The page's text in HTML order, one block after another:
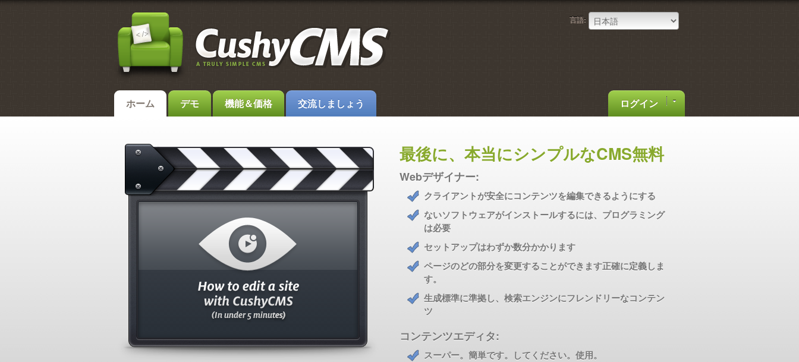
言語:
ホーム デモ 機能＆価格 交流しましょう ログイン
最後に、本当にシンプルなCMS無料
Webデザイナー:
クライアントが安全にコンテンツを編集できるようにする
ないソフトウェアがインストールするには、プログラミング
は必要
セットアップはわずか数分かかります
ページのどの部分を変更することができます正確に定義しま
す。
生成標準に準拠し、検索エンジンにフレンドリーなコンテン
ツ
コンテンツエディタ:
スーパー。簡単です。してください。使用。